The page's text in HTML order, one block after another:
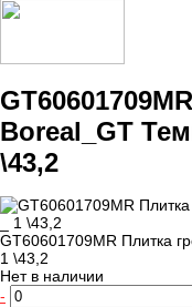
Boreal_GT
\43,2
GT60601709MR Плитка
1 \43,2
Нет в наличии
-